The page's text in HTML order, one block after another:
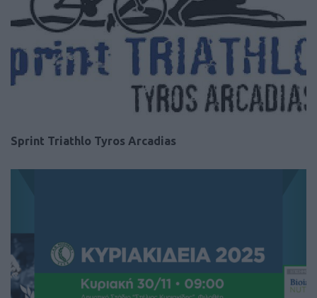
Sprint Triathlo Tyros Arcadias